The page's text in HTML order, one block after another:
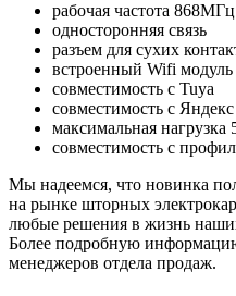
рабочая частота 868МГц
односторонняя связь
разъем для сухих
встроенный Wifi модуль
совместимость с Tuya
совместимость с
максимальная нагрузка
совместимость с
Мы надеемся, что новинка
на рынке шторных
любые решения в жизнь
Более подробную
менеджеров отдела продаж.